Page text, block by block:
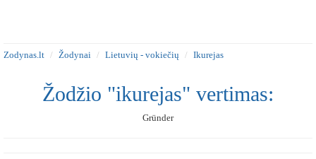
Zodynas.lt Žodynai Lietuvių - vokiečių Ikurejas
Žodžio "ikurejas" vertimas:
Gründer